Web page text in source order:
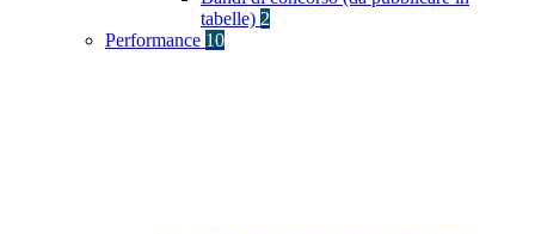
tabelle) 2
Performance 10